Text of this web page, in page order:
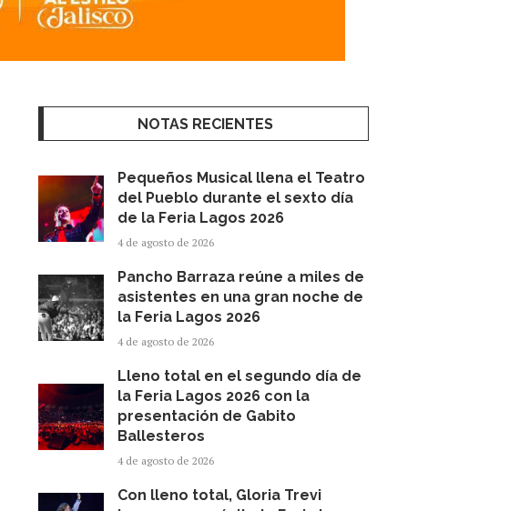
NOTAS RECIENTES
Pequeños Musical llena el Teatro
del Pueblo durante el sexto día
de la Feria Lagos 2026
4 de agosto de 2026
Pancho Barraza reúne a miles de
asistentes en una gran noche de
la Feria Lagos 2026
4 de agosto de 2026
Lleno total en el segundo día de
la Feria Lagos 2026 con la
presentación de Gabito
Ballesteros
4 de agosto de 2026
Con lleno total, Gloria Trevi